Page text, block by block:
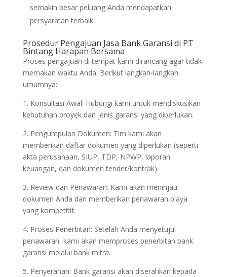
semakin besar peluang Anda mendapatkan
persyaratan terbaik.
Prosedur Pengajuan Jasa Bank Garansi di PT
Bintang Harapan Bersama
Proses pengajuan di tempat kami dirancang agar tidak
memakan waktu Anda. Berikut langkah-langkah
umumnya:
1. Konsultasi Awal: Hubungi kami untuk mendiskusikan
kebutuhan proyek dan jenis garansi yang diperlukan.
2. Pengumpulan Dokumen: Tim kami akan
memberikan daftar dokumen yang diperlukan (seperti
akta perusahaan, SIUP, TDP, NPWP, laporan
keuangan, dan dokumen tender/kontrak).
3. Review dan Penawaran: Kami akan meninjau
dokumen Anda dan memberikan penawaran biaya
yang kompetitif.
4. Proses Penerbitan: Setelah Anda menyetujui
penawaran, kami akan memproses penerbitan bank
garansi melalui bank mitra.
5. Penyerahan: Bank garansi akan diserahkan kepada